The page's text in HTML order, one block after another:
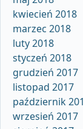
kwiecień 2018
marzec 2018
luty 2018
styczeń 2018
grudzień 2017
listopad 2017
październik
wrzesień 2017